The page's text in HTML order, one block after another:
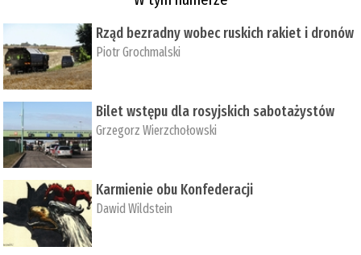
Rząd bezradny wobec ruskich rakiet i dronów
Piotr Grochmalski
Bilet wstępu dla rosyjskich sabotażystów
Grzegorz Wierzchołowski
Karmienie obu Konfederacji
Dawid Wildstein